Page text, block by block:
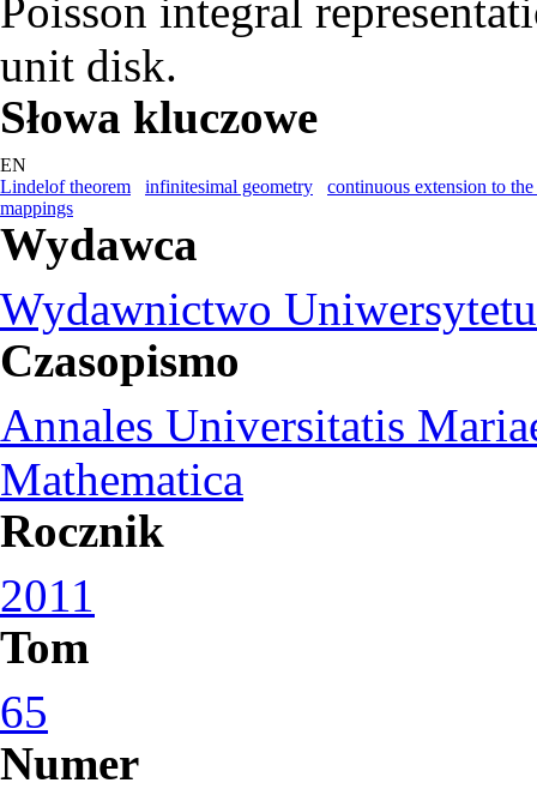
Poisson integral
unit disk.
Słowa kluczowe
EN
Lindelof theorem
infinitesimal geometry
continuous extension to
mappings
Wydawca
Wydawnictwo
Czasopismo
Annales Universitatis
Mathematica
Rocznik
2011
Tom
65
Numer